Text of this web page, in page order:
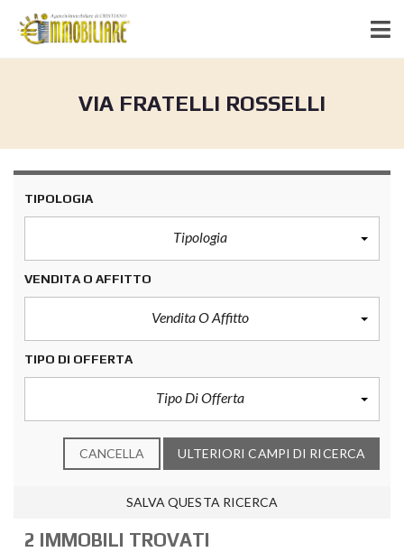
VIA FRATELLI ROSSELLI
TIPOLOGIA
Tipologia
VENDITA O AFFITTO
Vendita O Affitto
TIPO DI OFFERTA
Tipo Di Offerta
CANCELLA ULTERIORI CAMPI DI RICERCA
SALVA QUESTA RICERCA
2 IMMOBILI TROVATI